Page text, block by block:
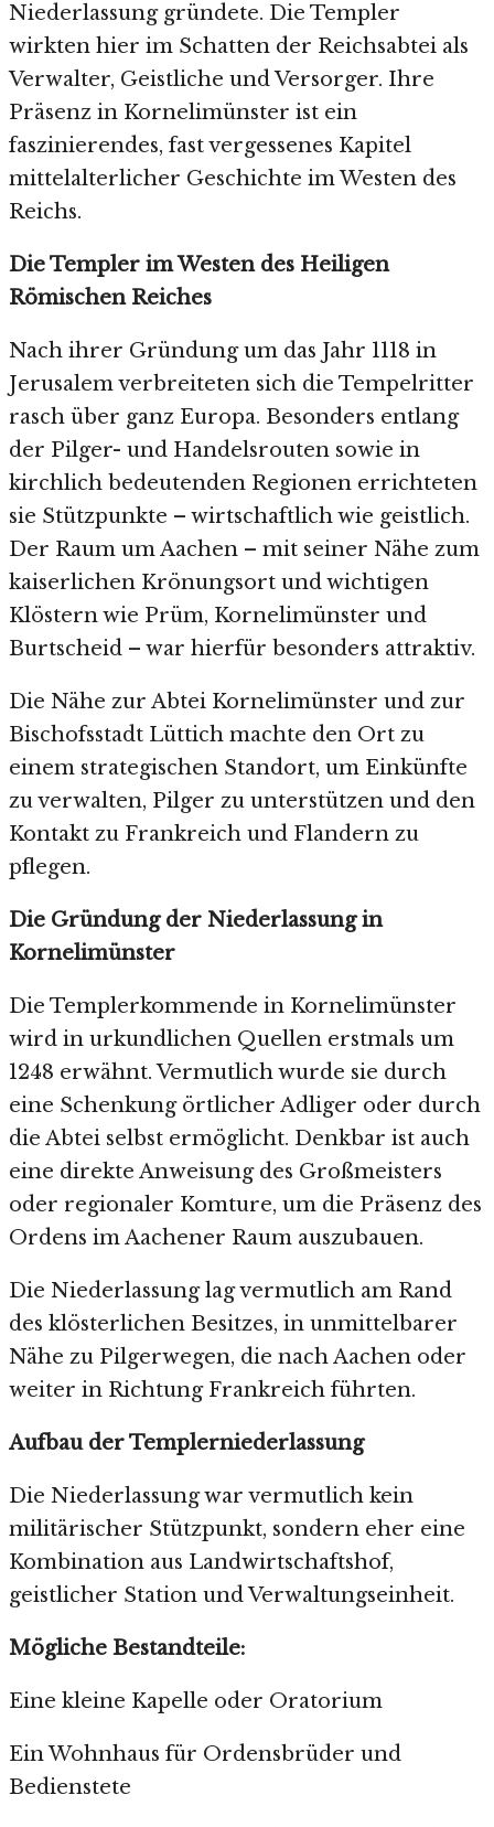
Niederlassung gründete. Die Templer
wirkten hier im Schatten der Reichsabtei als
Verwalter, Geistliche und Versorger. Ihre
Präsenz in Kornelimünster ist ein
faszinierendes, fast vergessenes Kapitel
mittelalterlicher Geschichte im Westen des
Reichs.
Die Templer im Westen des Heiligen
Römischen Reiches
Nach ihrer Gründung um das Jahr 1118 in
Jerusalem verbreiteten sich die Tempelritter
rasch über ganz Europa. Besonders entlang
der Pilger- und Handelsrouten sowie in
kirchlich bedeutenden Regionen errichteten
sie Stützpunkte – wirtschaftlich wie geistlich.
Der Raum um Aachen – mit seiner Nähe zum
kaiserlichen Krönungsort und wichtigen
Klöstern wie Prüm, Kornelimünster und
Burtscheid – war hierfür besonders attraktiv.
Die Nähe zur Abtei Kornelimünster und zur
Bischofsstadt Lüttich machte den Ort zu
einem strategischen Standort, um Einkünfte
zu verwalten, Pilger zu unterstützen und den
Kontakt zu Frankreich und Flandern zu
pflegen.
Die Gründung der Niederlassung in
Kornelimünster
Die Templerkommende in Kornelimünster
wird in urkundlichen Quellen erstmals um
1248 erwähnt. Vermutlich wurde sie durch
eine Schenkung örtlicher Adliger oder durch
die Abtei selbst ermöglicht. Denkbar ist auch
eine direkte Anweisung des Großmeisters
oder regionaler Komture, um die Präsenz des
Ordens im Aachener Raum auszubauen.
Die Niederlassung lag vermutlich am Rand
des klösterlichen Besitzes, in unmittelbarer
Nähe zu Pilgerwegen, die nach Aachen oder
weiter in Richtung Frankreich führten.
Aufbau der Templerniederlassung
Die Niederlassung war vermutlich kein
militärischer Stützpunkt, sondern eher eine
Kombination aus Landwirtschaftshof,
geistlicher Station und Verwaltungseinheit.
Mögliche Bestandteile:
Eine kleine Kapelle oder Oratorium
Ein Wohnhaus für Ordensbrüder und
Bedienstete